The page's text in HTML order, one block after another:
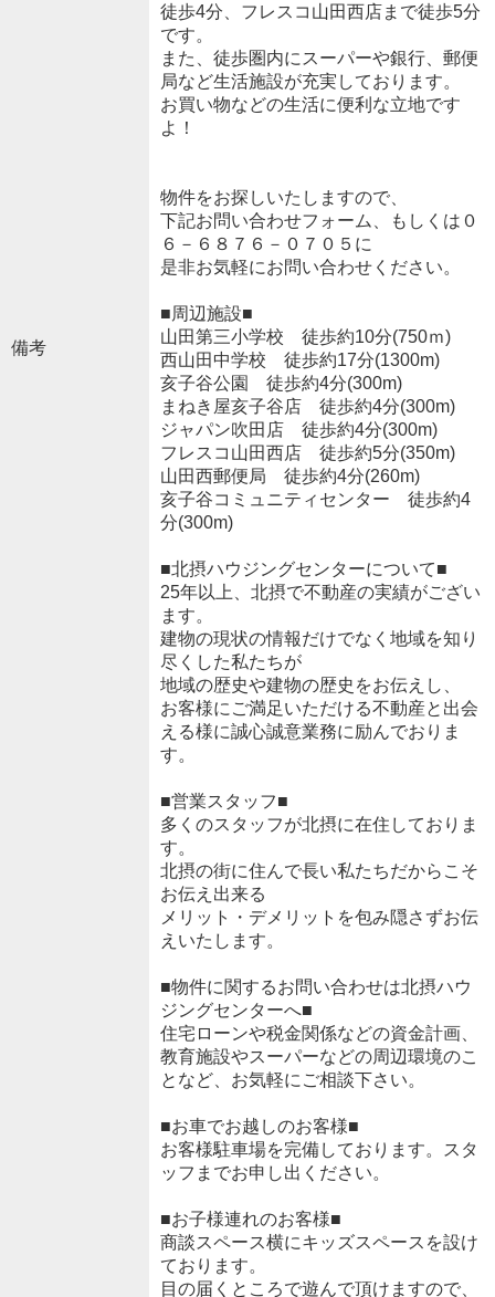
備考
徒歩4分、フレスコ山田西店まで徒歩5分
です。
また、徒歩圏内にスーパーや銀行、郵便
局など生活施設が充実しております。
お買い物などの生活に便利な立地です
よ！
物件をお探しいたしますので、
下記お問い合わせフォーム、もしくは０
６－６８７６－０７０５に
是非お気軽にお問い合わせください。
■周辺施設■
山田第三小学校 徒歩約10分(750ｍ)
西山田中学校 徒歩約17分(1300m)
亥子谷公園 徒歩約4分(300m)
まねき屋亥子谷店 徒歩約4分(300m)
ジャパン吹田店 徒歩約4分(300m)
フレスコ山田西店 徒歩約5分(350m)
山田西郵便局 徒歩約4分(260m)
亥子谷コミュニティセンター 徒歩約4
分(300m)
■北摂ハウジングセンターについて■
25年以上、北摂で不動産の実績がござい
ます。
建物の現状の情報だけでなく地域を知り
尽くした私たちが
地域の歴史や建物の歴史をお伝えし、
お客様にご満足いただける不動産と出会
える様に誠心誠意業務に励んでおりま
す。
■営業スタッフ■
多くのスタッフが北摂に在住しておりま
す。
北摂の街に住んで長い私たちだからこそ
お伝え出来る
メリット・デメリットを包み隠さずお伝
えいたします。
■物件に関するお問い合わせは北摂ハウ
ジングセンターへ■
住宅ローンや税金関係などの資金計画、
教育施設やスーパーなどの周辺環境のこ
となど、お気軽にご相談下さい。
■お車でお越しのお客様■
お客様駐車場を完備しております。スタ
ッフまでお申し出ください。
■お子様連れのお客様■
商談スペース横にキッズスペースを設け
ております。
目の届くところで遊んで頂けますので、